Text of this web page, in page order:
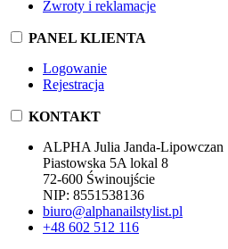
Zwroty i reklamacje
PANEL KLIENTA
Logowanie
Rejestracja
KONTAKT
ALPHA Julia Janda-Lipowczan
Piastowska 5A lokal 8
72-600 Świnoujście
NIP: 8551538136
biuro@alphanailstylist.pl
+48 602 512 116